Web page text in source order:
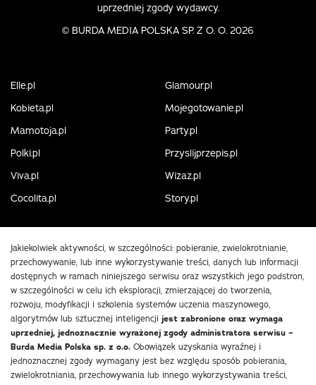
uprzedniej zgody wydawcy.
© BURDA MEDIA POLSKA SP. Z O. O. 2026
Elle.pl
Glamour.pl
Kobieta.pl
Mojegotowanie.pl
Mamotoja.pl
Party.pl
Polki.pl
Przyslijprzepis.pl
Viva.pl
Wizaz.pl
Cocolita.pl
Story.pl
Jakiekolwiek aktywności, w szczególności: pobieranie, zwielokrotnianie,
przechowywanie, lub inne wykorzystywanie treści, danych lub informacji
dostępnych w ramach niniejszego serwisu oraz wszystkich jego podstron,
w szczególności w celu ich eksploracji, zmierzającej do tworzenia,
rozwoju, modyfikacji i szkolenia systemów uczenia maszynowego,
algorytmów lub sztucznej inteligencji jest zabronione oraz wymaga
uprzedniej, jednoznacznie wyrażonej zgody administratora serwisu –
Burda Media Polska sp. z o.o. Obowiązek uzyskania wyraźnej i
jednoznacznej zgody wymagany jest bez względu sposób pobierania,
zwielokrotniania, przechowywania lub innego wykorzystywania treści,